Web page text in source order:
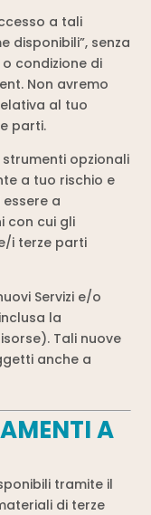
a tali
disponibili”, senza
condizione di
Non avremo
al tuo
parti.
opzionali
a tuo rischio e
a
con cui gli
i terze parti
Servizi e/o
la
Tali nuove
anche a
A
tramite il
di terze